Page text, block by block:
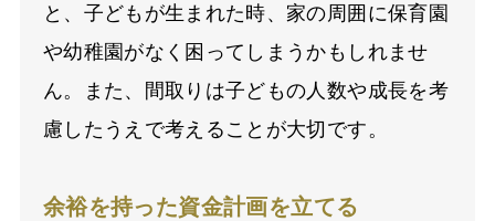
と、子どもが生まれた時、家の周囲に保育園
や幼稚園がなく困ってしまうかもしれませ
ん。また、間取りは子どもの人数や成長を考
慮したうえで考えることが大切です。
余裕を持った資金計画を立てる